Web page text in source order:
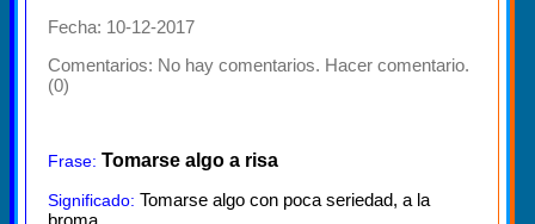
Fecha: 10-12-2017
Comentarios: No hay comentarios. Hacer comentario.
(0)
Frase: Tomarse algo a risa
Significado: Tomarse algo con poca seriedad, a la
broma.